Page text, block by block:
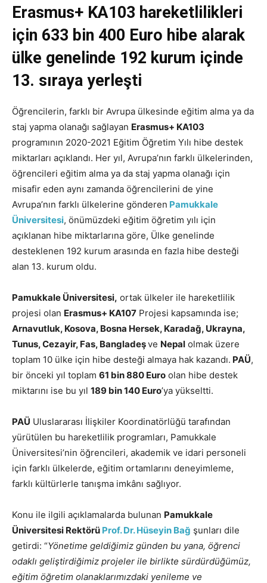
Erasmus+ KA103 hareketlilikleri
için 633 bin 400 Euro hibe alarak
ülke genelinde 192 kurum içinde
13. sıraya yerleşti
Öğrencilerin, farklı bir Avrupa ülkesinde eğitim alma ya da
staj yapma olanağı sağlayan Erasmus+ KA103
programının 2020-2021 Eğitim Öğretim Yılı hibe destek
miktarları açıklandı. Her yıl, Avrupa’nın farklı ülkelerinden,
öğrencileri eğitim alma ya da staj yapma olanağı için
misafir eden aynı zamanda öğrencilerini de yine
Avrupa’nın farklı ülkelerine gönderen Pamukkale
Üniversitesi, önümüzdeki eğitim öğretim yılı için
açıklanan hibe miktarlarına göre, Ülke genelinde
desteklenen 192 kurum arasında en fazla hibe desteği
alan 13. kurum oldu.
Pamukkale Üniversitesi, ortak ülkeler ile hareketlilik
projesi olan Erasmus+ KA107 Projesi kapsamında ise;
Arnavutluk, Kosova, Bosna Hersek, Karadağ, Ukrayna,
Tunus, Cezayir, Fas, Bangladeşve Nepal olmak üzere
toplam 10 ülke için hibe desteği almaya hak kazandı. PAÜ,
bir önceki yıl toplam 61 bin 880 Euro olan hibe destek
miktarını ise bu yıl 189 bin 140 Euro’ya yükseltti.
PAÜ Uluslararası İlişkiler Koordinatörlüğü tarafından
yürütülen bu hareketlilik programları, Pamukkale
Üniversitesi’nin öğrencileri, akademik ve idari personeli
için farklı ülkelerde, eğitim ortamlarını deneyimleme,
farklı kültürlerle tanışma imkânı sağlıyor.
Konu ile ilgili açıklamalarda bulunan Pamukkale
Üniversitesi Rektörü Prof. Dr. Hüseyin Bağ şunları dile
getirdi: “Yönetime geldiğimiz günden bu yana, öğrenci
odaklı geliştirdiğimiz projeler ile birlikte sürdürdüğümüz,
eğitim öğretim olanaklarımızdaki yenileme ve